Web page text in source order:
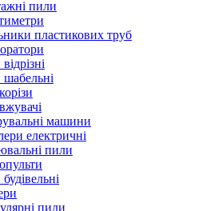
пили
пластикових труб
машини
електричні
пили
пили